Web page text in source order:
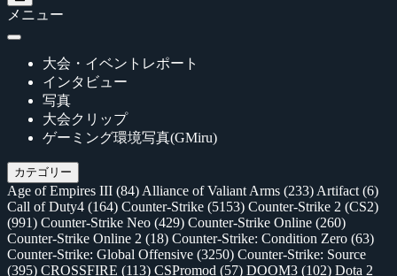
メニュー
大会・イベントレポート
インタビュー
写真
大会クリップ
ゲーミング環境写真(GMiru)
カテゴリー
Age of Empires III (84) Alliance of Valiant Arms (233) Artifact (6)
Call of Duty4 (164) Counter-Strike (5153) Counter-Strike 2 (CS2)
(991) Counter-Strike Neo (429) Counter-Strike Online (260)
Counter-Strike Online 2 (18) Counter-Strike: Condition Zero (63)
Counter-Strike: Global Offensive (3250) Counter-Strike: Source
(395) CROSSFIRE (113) CSPromod (57) DOOM3 (102) Dota 2